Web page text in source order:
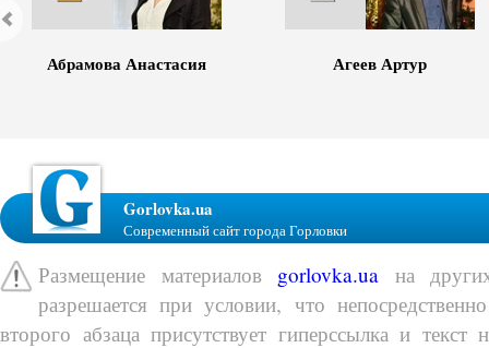
Абрамова Анастасия Агеев Артур
Gorlovka.ua
Современный сайт города Горловки
Размещение материалов gorlovka.ua на
разрешается при условии, что
второго абзаца присутствует гиперссылка и